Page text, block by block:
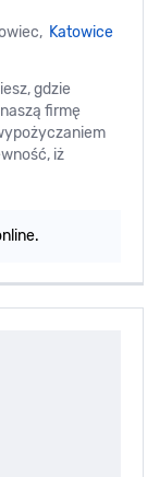
Katowice
gdzie
firmę
iż